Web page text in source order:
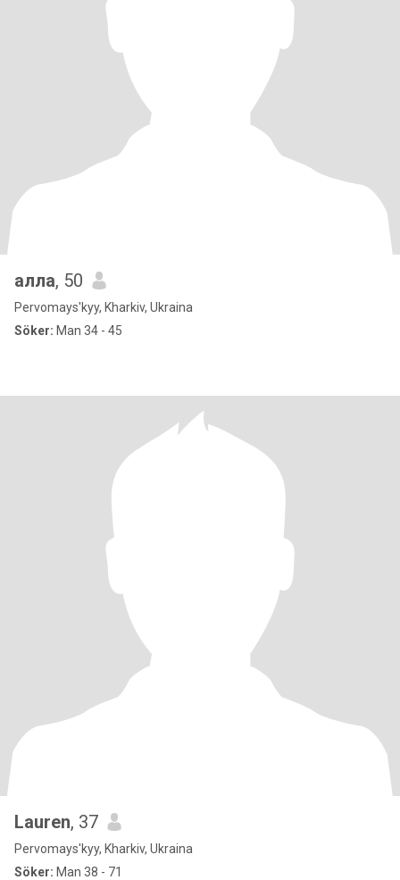
алла, 50
Pervomays'kyy, Kharkiv, Ukraina
Söker: Man 34 - 45
Lauren, 37
Pervomays'kyy, Kharkiv, Ukraina
Söker: Man 38 - 71